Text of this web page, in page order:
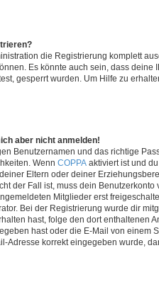
die Registrierung komplett
Es könnte auch sein, dass deine
gesperrt wurden. Um Hilfe zu
aber nicht anmelden!
Benutzernamen und das richtige
Wenn COPPA aktiviert ist und
Eltern oder deiner
der Fall ist, muss dein
Mitglieder erst
Bei der Registrierung wurde dir
hast, folge den dort enthaltenen
hast oder die E-Mail von einem
Adresse korrekt eingegeben wurde,